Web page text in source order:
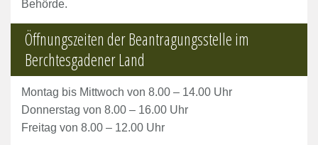
Behörde.
Öffnungszeiten der Beantragungsstelle im
Berchtesgadener Land
Montag bis Mittwoch von 8.00 – 14.00 Uhr
Donnerstag von 8.00 – 16.00 Uhr
Freitag von 8.00 – 12.00 Uhr